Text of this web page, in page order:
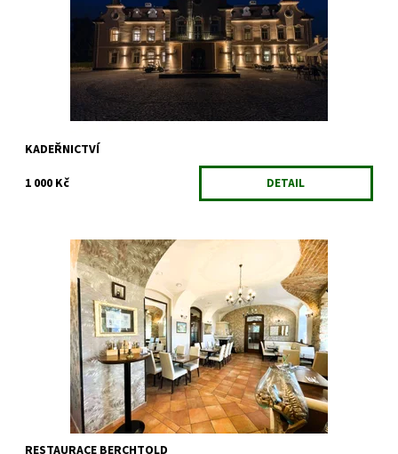
KADEŘNICTVÍ
1 000 Kč
DETAIL